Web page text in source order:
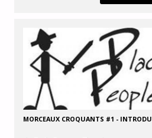
MORCEAUX CROQUANTS #1 -